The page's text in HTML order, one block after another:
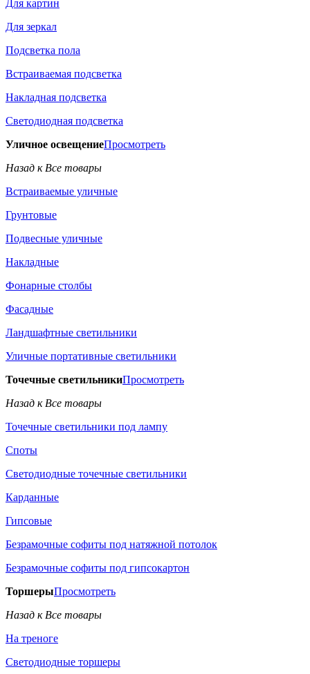
Для картин
Для зеркал
Подсветка пола
Встраиваемая подсветка
Накладная подсветка
Светодиодная подсветка
Уличное освещениеПросмотреть
Назад к Все товары
Встраиваемые уличные
Грунтовые
Подвесные уличные
Накладные
Фонарные столбы
Фасадные
Ландшафтные светильники
Уличные портативные светильники
Точечные светильникиПросмотреть
Назад к Все товары
Точечные светильники под лампу
Споты
Светодиодные точечные светильники
Карданные
Гипсовые
Безрамочные софиты под натяжной потолок
Безрамочные софиты под гипсокартон
ТоршерыПросмотреть
Назад к Все товары
На треноге
Светодиодные торшеры